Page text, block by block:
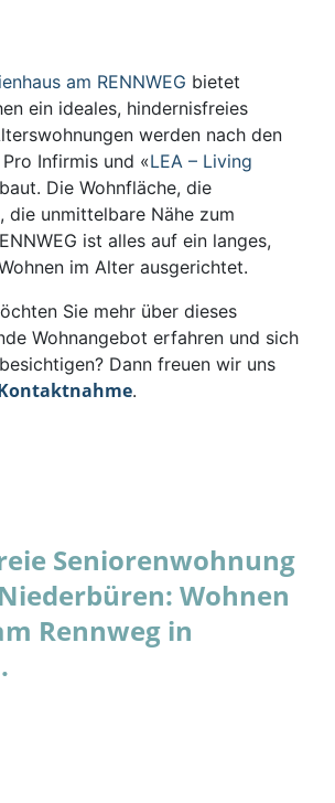
am RENNWEG bietet
ein ideales, hindernisfreies
werden nach den
Infirmis und «LEA – Living
Die Wohnfläche, die
die unmittelbare Nähe zum
ist alles auf ein langes,
im Alter ausgerichtet.
Sie mehr über dieses
Wohnangebot erfahren und sich
Dann freuen wir uns
.
Seniorenwohnung
Wohnen
Rennweg in